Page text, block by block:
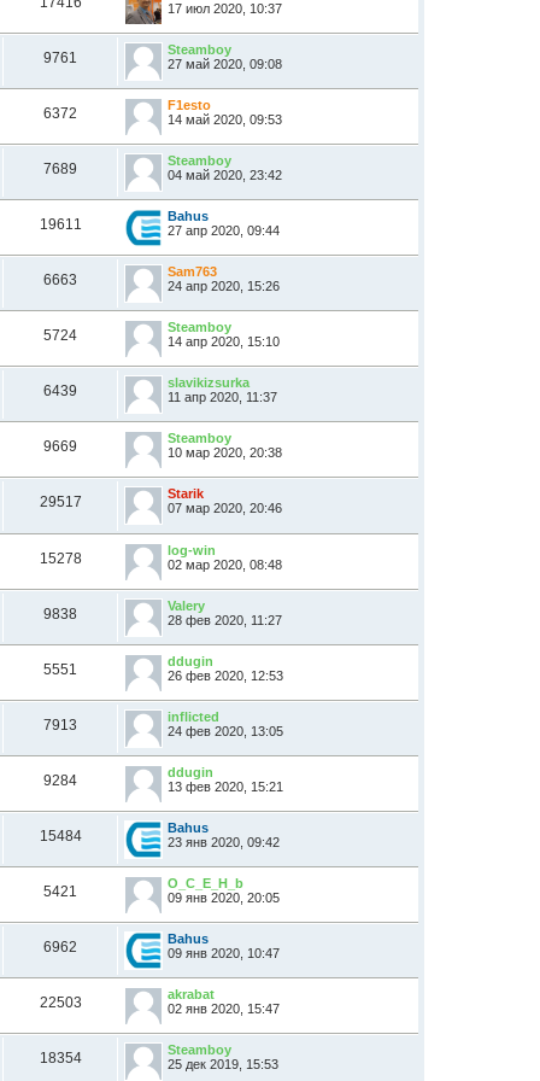
17 июл 2020, 10:37
9761
Steamboy
27 май 2020, 09:08
6372
F1esto
14 май 2020, 09:53
7689
Steamboy
04 май 2020, 23:42
19611
Bahus
27 апр 2020, 09:44
6663
Sam763
24 апр 2020, 15:26
5724
Steamboy
14 апр 2020, 15:10
6439
slavikizsurka
11 апр 2020, 11:37
9669
Steamboy
10 мар 2020, 20:38
29517
Starik
07 мар 2020, 20:46
15278
log-win
02 мар 2020, 08:48
9838
Valery
28 фев 2020, 11:27
5551
ddugin
26 фев 2020, 12:53
7913
inflicted
24 фев 2020, 13:05
9284
ddugin
13 фев 2020, 15:21
15484
Bahus
23 янв 2020, 09:42
5421
O_C_E_H_b
09 янв 2020, 20:05
6962
Bahus
09 янв 2020, 10:47
22503
akrabat
02 янв 2020, 15:47
18354
Steamboy
25 дек 2019, 15:53